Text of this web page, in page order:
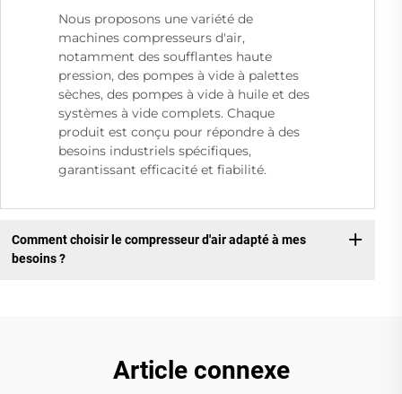
Nous proposons une variété de
machines compresseurs d'air,
notamment des soufflantes haute
pression, des pompes à vide à palettes
sèches, des pompes à vide à huile et des
systèmes à vide complets. Chaque
produit est conçu pour répondre à des
besoins industriels spécifiques,
garantissant efficacité et fiabilité.
Comment choisir le compresseur d'air adapté à mes
besoins ?
Article connexe